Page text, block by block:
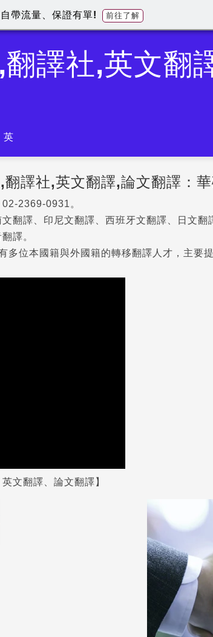
譯社,英文翻
英
譯社,英文翻譯,論文翻譯：
2369-0931。
翻譯、印尼文翻譯、西班牙文翻譯、日文
譯。
位本國籍與外國籍的轉移翻譯人才，主要
文翻譯、論文翻譯 】
帶流量、保證有單! 前往了解